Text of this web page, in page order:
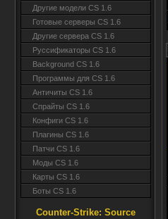
Другие модели CS 1.6
Готовые серверы CS 1.6
Другие сервера CS 1.6
Руссификаторы CS 1.6
Background CS 1.6
Программы для CS 1.6
Античиты CS 1.6
Спрайты CS 1.6
Конфиги CS 1.6
Плагины CS 1.6
Патчи CS 1.6
Моды CS 1.6
Карты CS 1.6
Боты CS 1.6
Counter-Strike: Source